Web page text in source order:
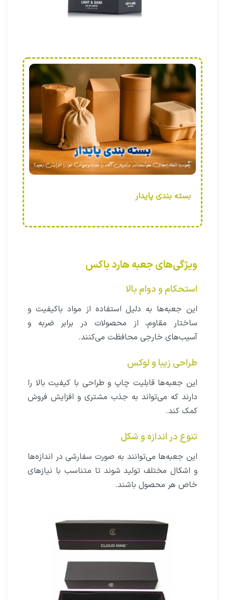
بسته بندی پایدار
ویژگی‌های جعبه هارد‌ باکس
استحکام و دوام بالا
این جعبه‌ها به دلیل استفاده از مواد باکیفیت و
ساختار مقاوم، از محصولات در برابر ضربه و
آسیب‌های خارجی محافظت می‌کنند.
طراحی زیبا و لوکس
این جعبه‌ها قابلیت چاپ و طراحی با کیفیت بالا را
دارند که می‌تواند به جذب مشتری و افزایش فروش
کمک کند.
تنوع در اندازه و شکل
این جعبه‌ها می‌توانند به صورت سفارشی در اندازه‌ها
و اشکال مختلف تولید شوند تا متناسب با نیازهای
خاص هر محصول باشند.